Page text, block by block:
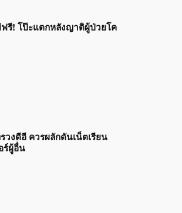
รี! โป๊ะแตกหลังญาติผู้ป่วยโค
งดีอี ควรผลักดันเน็ตเรียน
ร์ผู้อื่น